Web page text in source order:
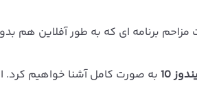
مزاحم برنامه ای که به طور آفلاین هم
10
به صورت کامل آشنا خواهیم کرد.